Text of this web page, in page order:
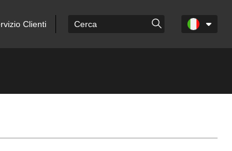
Clienti